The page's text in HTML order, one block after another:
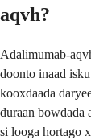
aqvh?
Adalimumab-
doonto inaad
kooxdaada
duraan bowdada
si looga hortago